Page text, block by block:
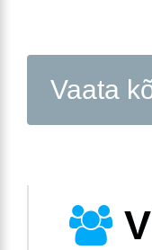
Vaata